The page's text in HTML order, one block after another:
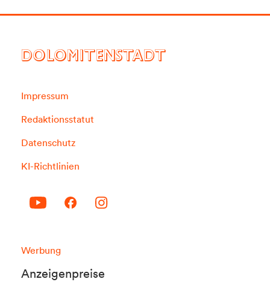
DOLOMITENSTADT
Impressum
Redaktionsstatut
Datenschutz
KI-Richtlinien
Werbung
Anzeigenpreise